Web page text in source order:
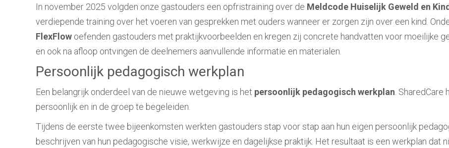
In november 2025 volgden onze gastouders een opfristraining over de Meldcode Huiselijk Geweld en
verdiepende training over het voeren van gesprekken met ouders wanneer er zorgen zijn over een kind.
FlexFlow oefenden gastouders met praktijkvoorbeelden en kregen zij concrete handvatten voor moeilijke
en ook na afloop ontvingen de deelnemers aanvullende informatie en materialen.
Persoonlijk pedagogisch werkplan
Een belangrijk onderdeel van de nieuwe wetgeving is het persoonlijk pedagogisch werkplan .
persoonlijk en in de groep te begeleiden.
Tijdens de eerste twee bijeenkomsten werkten gastouders stap voor stap aan hun eigen persoonlijk
beschrijven van hun pedagogische visie, werkwijze en dagelijkse praktijk. Het resultaat is een werkplan dat